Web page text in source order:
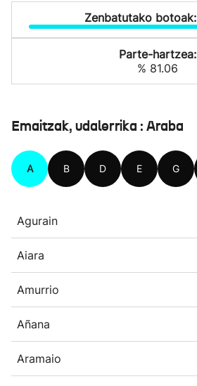
Zenbatutako botoak:
Parte-hartzea:
% 81.06
Emaitzak, udalerrika : Araba
A B D E G
Agurain
Aiara
Amurrio
Añana
Aramaio